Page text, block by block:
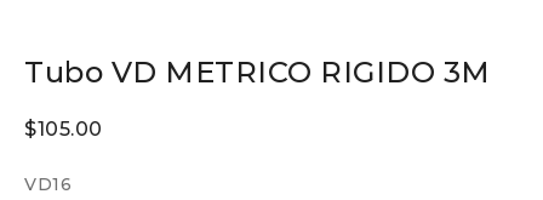
Tubo VD METRICO RIGIDO 3M
$105.00
VD16